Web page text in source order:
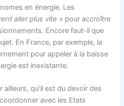
en énergie. Les
aller plus vite » pour accroître
Encore faut-il que
En France, par exemple, la
pour appeler à la baisse
est inexistante.
qu’il est du devoir des
avec les Etats